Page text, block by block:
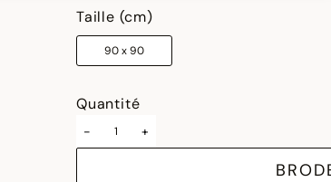
Taille (cm)
90 x 90
Quantité
- +